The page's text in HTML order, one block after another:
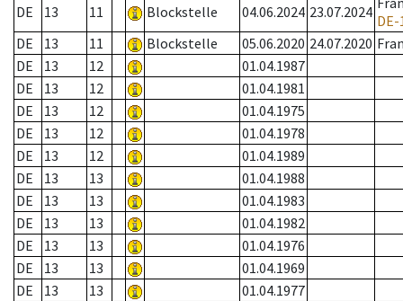
DE
13 11 Blockstelle 04.06.2024 23.07.2024
DE
13 11 Blockstelle 05.06.2020 24.07.2020
DE
13 12
01.04.1987
DE
13 12
01.04.1981
DE
13 12
01.04.1975
DE
13 12
01.04.1978
DE
13 12
01.04.1989
DE
13 13
01.04.1988
DE
13 13
01.04.1983
DE
13 13
01.04.1982
DE
13 13
01.04.1976
DE
13 13
01.04.1969
DE
13 13
01.04.1977